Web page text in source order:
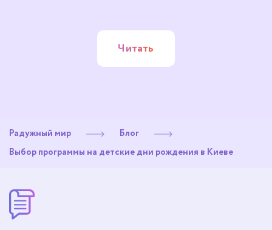
Читать
Радужный мир
Блог
Выбор программы на детские дни рождения в Киеве